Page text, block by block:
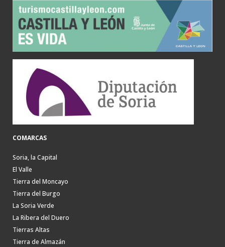
COMARCAS
Soria, la Capital
El Valle
Tierra del Moncayo
Tierra del Burgo
La Soria Verde
La Ribera del Duero
Tierras Altas
Tierra de Almazán